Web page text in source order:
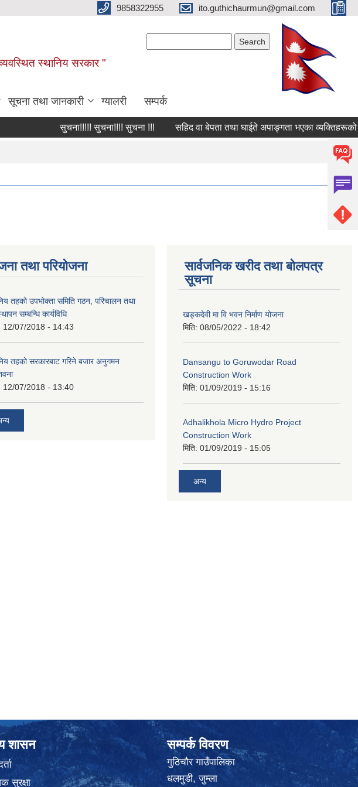
9858322955 ito.guthichaurmun@gmail.com
स्थानिय सरकार "
सूचना तथा जानकारी ग्यालरी सम्पर्क
सुचना!!!!! सुचना!!!! सुचना !!! सहिद वा बेपता तथा घाईते अपाङ्गता भएका व्यक्तिहरूको
तथा परियोजना
तहको उपभोक्ता समिति गठन, परिचालन तथा
सम्बन्धि कार्यविधि
12/07/2018 - 14:43
तहको सरकारबाट गरिने बजार अनुगमन
12/07/2018 - 13:40
सार्वजनिक खरीद तथा बोलपत्र
सूचना
खड्कदेवी मा वि भवन निर्माण योजना
मिति: 08/05/2022 - 18:42
Dansangu to Goruwodar Road
Construction Work
मिति: 01/09/2019 - 15:16
Adhalikhola Micro Hydro Project
Construction Work
मिति: 01/09/2019 - 15:05
अन्य
शासन
सुरक्षा
सम्पर्क विवरण
गुठिचौर गाउँपालिका
धलमुडी, जुम्ला